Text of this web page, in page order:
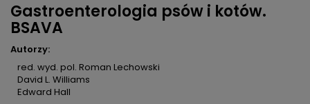
Gastroenterologia psów i kotów.
BSAVA
Autorzy:
red. wyd. pol. Roman Lechowski
David L. Williams
Edward Hall